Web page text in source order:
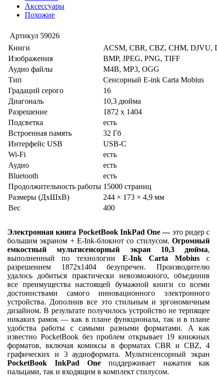
Аксессуары
Похожие
Артикул 59026
Книги
ACSM, CBR, CBZ, CHM, DJVU,
Изображения
BMP, JPEG, PNG, TIFF
Аудио файлы
M4B, MP3, OGG
Тип
Сенсорный E-ink Carta Mobius
Градаций серого
16
Диагональ
10,3 дюйма
Разрешение
1872 х 1404
Подсветка
есть
Встроенная память
32 Гб
Интерфейс USB
USB-C
Wi-Fi
есть
Аудио
есть
Bluetooth
есть
Продолжительность работы 15000 страниц
Размеры (ДхШхВ)
244 × 173 × 4,9 мм
Вес
400
Электронная книга PocketBook InkPad One —это ридер с
большим экраном + E-Ink-блокнот со стилусом. Огромный
емкостный мультисенсорный экран 10,3 дюйма,
выполненный по технологии E-Ink Carta Mobiusс
разрешением 1872x1404 безупречен. Производителю
удалось добиться практически невозможного, объединив
все преимущества настоящей бумажной книги со всеми
достоинствами самого инновационного электронного
устройства. Дополнив все это стильным и эргономичным
дизайном. В результате получилось устройство не терпящее
никаких рамок — как в плане функционала, так и в плане
удобства работы с самыми разными форматами. А как
известно PocketBook без проблем открывает 19 книжных
форматов, включая комиксы в форматах CBR и CBZ, 4
графических и 3 аудиоформата. Мультисенсорный экран
PocketBook InkPad One поддерживает нажатия как
пальцами, так и входящим в комплект стилусом.